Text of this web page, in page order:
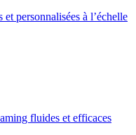
personnalisées à l’échelle
fluides et efficaces